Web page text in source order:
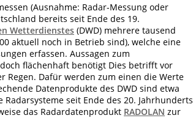
(Ausnahme: Radar-Messung oder
bereits seit Ende des 19.
Wetterdienstes (DWD) mehrere tausend
aktuell noch in Betrieb sind), welche eine
erfassen. Aussagen zum
flächenhaft benötigt Dies betrifft vor
Regen. Dafür werden zum einen die Werte
Datenprodukte des DWD sind etwa
seit Ende des 20. Jahrhunderts
das Radardatenprodukt RADOLAN zur